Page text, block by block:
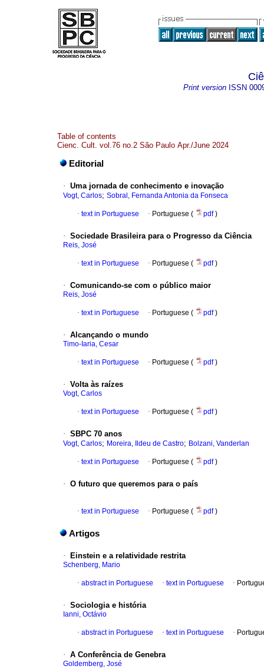
Print version ISSN
Table of contents
Cienc. Cult. vol.76 no.2 São Paulo Apr./June 2024
Editorial
· Uma jornada de conhecimento e inovação
Vogt, Carlos; Sobral, Fernanda Antonia da Fonseca
· text in Portuguese · Portuguese ( pdf)
· Sociedade Brasileira para o Progresso da Ciência
Reis, José
· text in Portuguese · Portuguese ( pdf)
· Comunicando-se com o público maior
Reis, José
· text in Portuguese · Portuguese ( pdf)
· Alcançando o mundo
Timo-Iaria, Cesar
· text in Portuguese · Portuguese ( pdf)
· Volta às raízes
Vogt, Carlos
· text in Portuguese · Portuguese ( pdf)
· SBPC 70 anos
Vogt, Carlos; Moreira, Ildeu de Castro; Bolzani, Vanderlan
· text in Portuguese · Portuguese ( pdf)
· O futuro que queremos para o país
· text in Portuguese · Portuguese ( pdf)
Artigos
· Einstein e a relatividade restrita
Schenberg, Mario
· abstract in Portuguese · text in Portuguese ·
· Sociologia e história
Ianni, Octávio
· abstract in Portuguese · text in Portuguese ·
· A Conferência de Genebra
Goldemberg, José